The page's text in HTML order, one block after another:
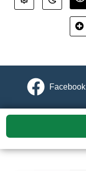
Facebook